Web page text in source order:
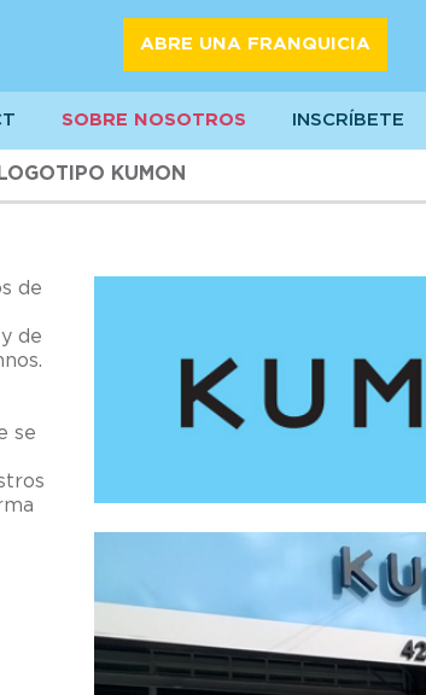
ABRE UNA FRANQUICIA
SOBRE NOSOTROS INSCRÍBETE
LOGOTIPO KUMON
de
de
se